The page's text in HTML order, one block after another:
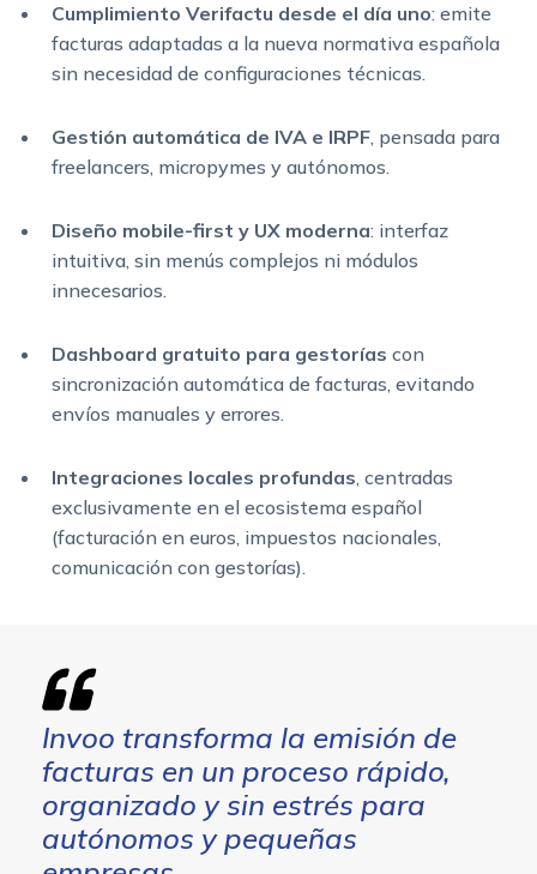
Cumplimiento Verifactu desde el día uno: emite
facturas adaptadas a la nueva normativa española
sin necesidad de configuraciones técnicas.
Gestión automática de IVA e IRPF, pensada para
freelancers, micropymes y autónomos.
Diseño mobile-first y UX moderna: interfaz
intuitiva, sin menús complejos ni módulos
innecesarios.
Dashboard gratuito para gestorías con
sincronización automática de facturas, evitando
envíos manuales y errores.
Integraciones locales profundas, centradas
exclusivamente en el ecosistema español
(facturación en euros, impuestos nacionales,
comunicación con gestorías).
Invoo transforma la emisión de
facturas en un proceso rápido,
organizado y sin estrés para
autónomos y pequeñas